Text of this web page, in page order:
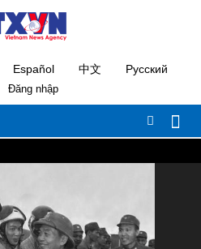
Español 中文 Русский